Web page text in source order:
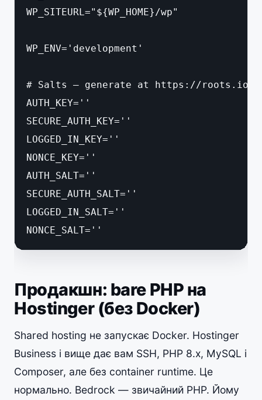
WP_SITEURL="${WP_HOME}/wp"
WP_ENV='development'
# Salts — generate at https://roots.io/
AUTH_KEY=''
SECURE_AUTH_KEY=''
LOGGED_IN_KEY=''
NONCE_KEY=''
AUTH_SALT=''
SECURE_AUTH_SALT=''
LOGGED_IN_SALT=''
NONCE_SALT=''
Продакшн: bare PHP на
Hostinger (без Docker)
Shared hosting не запускає Docker. Hostinger
Business і вище дає вам SSH, PHP 8.x, MySQL і
Composer, але без container runtime. Це
нормально. Bedrock — звичайний PHP. Йому